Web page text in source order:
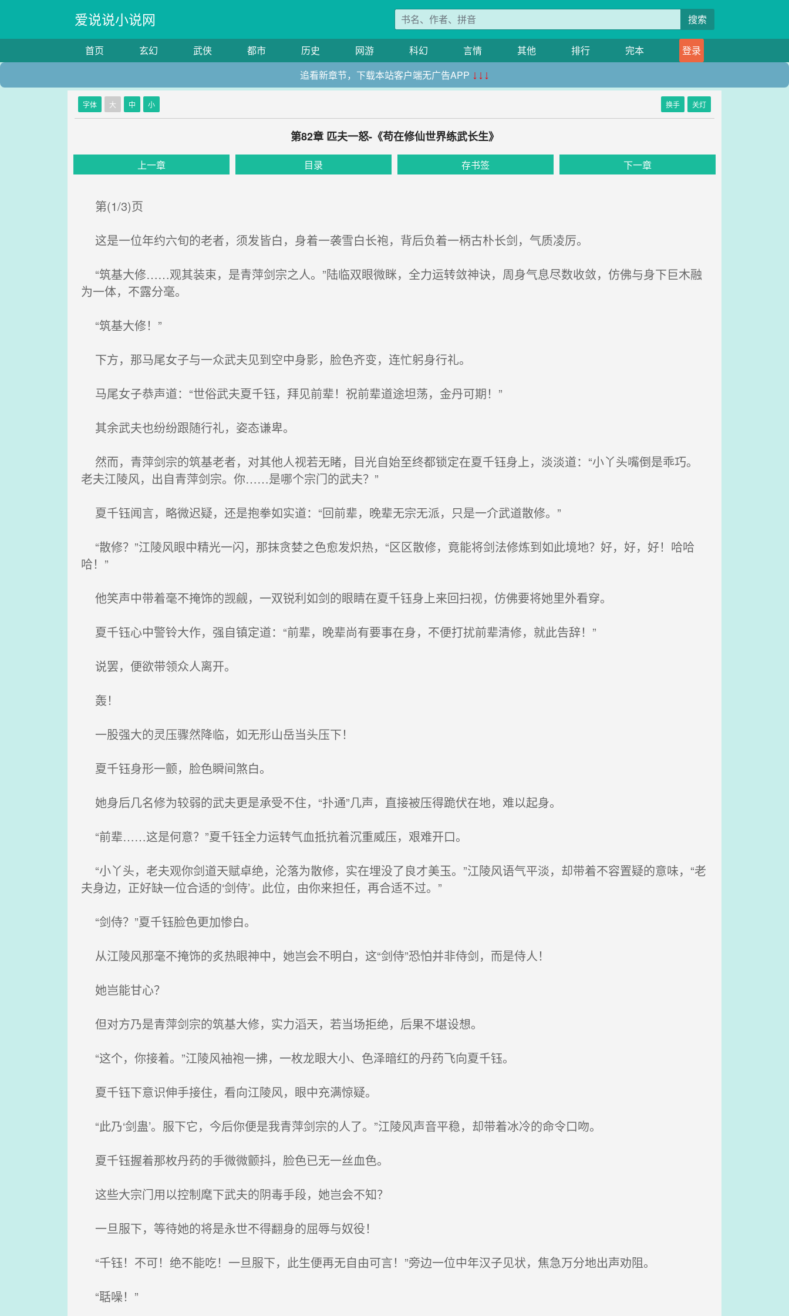
爱说说小说网 搜索
首页 玄幻 武侠 都市 历史 网游 科幻 言情 其他 排行 完本
登录
追看新章节，下载本站客户端无广告APP ↓↓↓
字体 大 中 小 换手 关灯
第82章 匹夫一怒-《苟在修仙世界练武长生》
上一章 目录 存书签 下一章
第(1/3)页
这是一位年约六旬的老者，须发皆白，身着一袭雪白长袍，背后负着一柄古朴长剑，气质凌厉。
“筑基大修……观其装束，是青萍剑宗之人。”陆临双眼微眯，全力运转敛神诀，周身气息尽数收敛，仿佛与身下巨木融
为一体，不露分毫。
“筑基大修！”
下方，那马尾女子与一众武夫见到空中身影，脸色齐变，连忙躬身行礼。
马尾女子恭声道：“世俗武夫夏千钰，拜见前辈！祝前辈道途坦荡，金丹可期！”
其余武夫也纷纷跟随行礼，姿态谦卑。
然而，青萍剑宗的筑基老者，对其他人视若无睹，目光自始至终都锁定在夏千钰身上，淡淡道：“小丫头嘴倒是乖巧。
老夫江陵风，出自青萍剑宗。你……是哪个宗门的武夫？”
夏千钰闻言，略微迟疑，还是抱拳如实道：“回前辈，晚辈无宗无派，只是一介武道散修。”
“散修？”江陵风眼中精光一闪，那抹贪婪之色愈发炽热，“区区散修，竟能将剑法修炼到如此境地？好，好，好！哈哈
哈！”
他笑声中带着毫不掩饰的觊觎，一双锐利如剑的眼睛在夏千钰身上来回扫视，仿佛要将她里外看穿。
夏千钰心中警铃大作，强自镇定道：“前辈，晚辈尚有要事在身，不便打扰前辈清修，就此告辞！”
说罢，便欲带领众人离开。
轰！
一股强大的灵压骤然降临，如无形山岳当头压下！
夏千钰身形一颤，脸色瞬间煞白。
她身后几名修为较弱的武夫更是承受不住，“扑通”几声，直接被压得跪伏在地，难以起身。
“前辈……这是何意？”夏千钰全力运转气血抵抗着沉重威压，艰难开口。
“小丫头，老夫观你剑道天赋卓绝，沦落为散修，实在埋没了良才美玉。”江陵风语气平淡，却带着不容置疑的意味，“老
夫身边，正好缺一位合适的‘剑侍’。此位，由你来担任，再合适不过。”
“剑侍？”夏千钰脸色更加惨白。
从江陵风那毫不掩饰的炙热眼神中，她岂会不明白，这“剑侍”恐怕并非侍剑，而是侍人！
她岂能甘心？
但对方乃是青萍剑宗的筑基大修，实力滔天，若当场拒绝，后果不堪设想。
“这个，你接着。”江陵风袖袍一拂，一枚龙眼大小、色泽暗红的丹药飞向夏千钰。
夏千钰下意识伸手接住，看向江陵风，眼中充满惊疑。
“此乃‘剑蛊’。服下它，今后你便是我青萍剑宗的人了。”江陵风声音平稳，却带着冰冷的命令口吻。
夏千钰握着那枚丹药的手微微颤抖，脸色已无一丝血色。
这些大宗门用以控制麾下武夫的阴毒手段，她岂会不知？
一旦服下，等待她的将是永世不得翻身的屈辱与奴役！
“千钰！不可！绝不能吃！一旦服下，此生便再无自由可言！”旁边一位中年汉子见状，焦急万分地出声劝阻。
“聒噪！”